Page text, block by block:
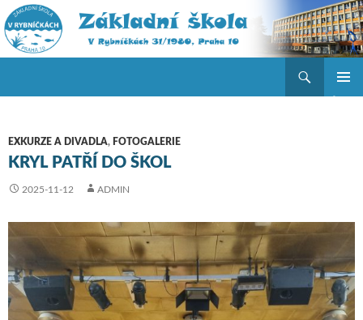
EXKURZE A DIVADLA, FOTOGALERIE
KRYL PATŘÍ DO ŠKOL
2025-11-12 ADMIN